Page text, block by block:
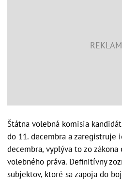
Štátna volebná komisia
do 11. decembra a zaregistruje
decembra, vyplýva to zo
volebného práva. Definitívny
subjektov, ktoré sa zapoja do